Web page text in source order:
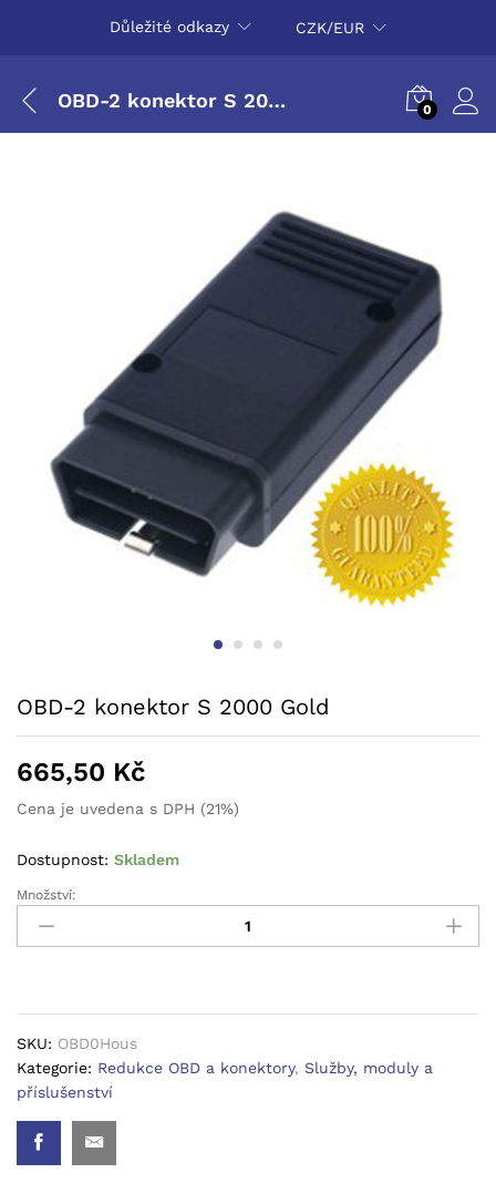
Důležité odkazy CZK/EUR
OBD-2 konektor S 2000 Gold 0
OBD-2 konektor S 2000 Gold
665,50 Kč
Cena je uvedena s DPH (21%)
Dostupnost: Skladem
Množství:
SKU: OBD0Hous
Kategorie: Redukce OBD a konektory, Služby, moduly a
příslušenství